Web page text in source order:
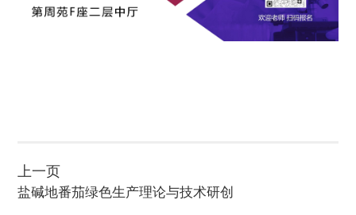
上一页
盐碱地番茄绿色生产理论与技术研创